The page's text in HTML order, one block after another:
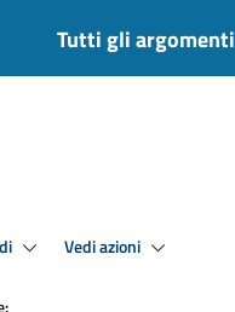
Tutti gli argomenti
Vedi azioni